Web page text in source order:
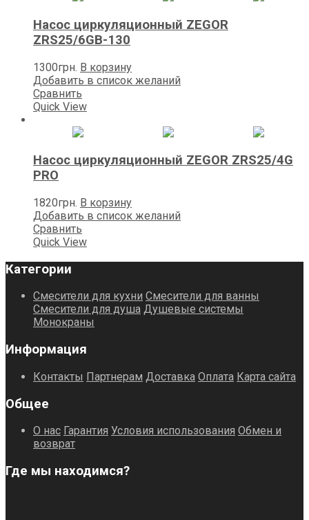
Насос циркуляционный ZEGOR
ZRS25/6GB-130
1300грн. В корзину
Добавить в список желаний
Сравнить
Quick View
Насос циркуляционный ZEGOR ZRS25/4G
PRO
1820грн. В корзину
Добавить в список желаний
Сравнить
Quick View
Категории
Смесители для кухни Смесители для ванны
Смесители для душа Душевые системы
Монокраны
Информация
Контакты Партнерам Доставка Оплата Карта сайта
Общее
О нас Гарантия Условия использования Обмен и
возврат
Где мы находимся?